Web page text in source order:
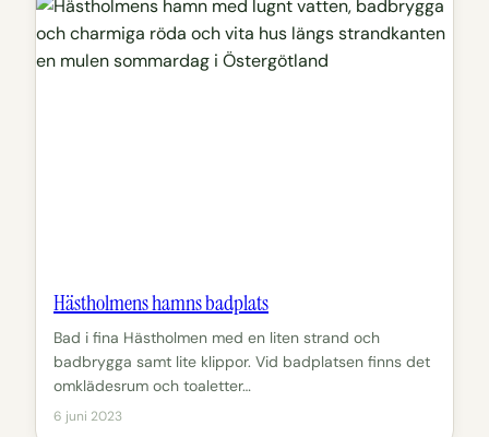
Hästholmens hamns badplats
Bad i fina Hästholmen med en liten strand och
badbrygga samt lite klippor. Vid badplatsen finns det
omklädesrum och toaletter…
6 juni 2023